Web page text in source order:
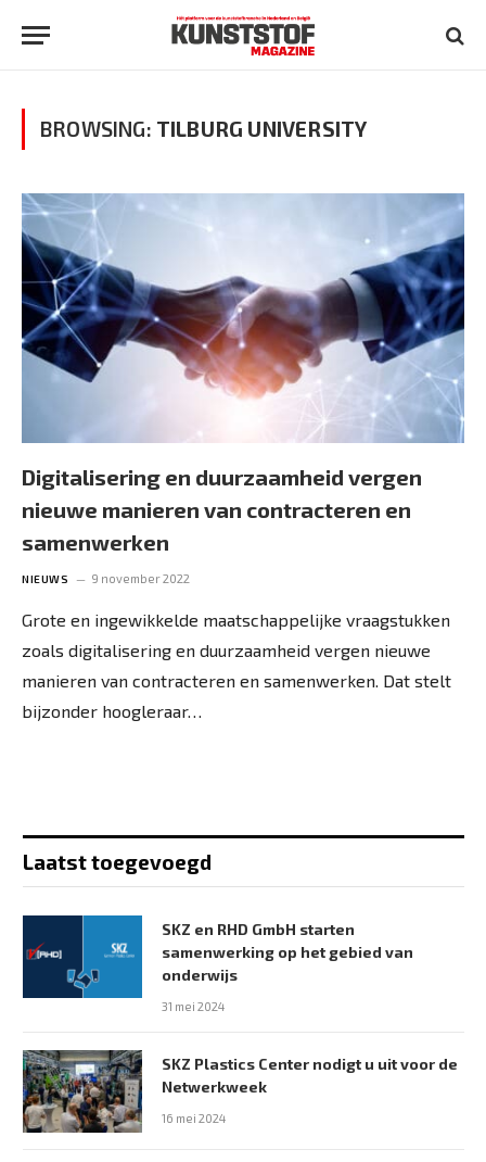
BROWSING: TILBURG UNIVERSITY
Digitalisering en duurzaamheid vergen
nieuwe manieren van contracteren en
samenwerken
NIEUWS 9 november 2022
Grote en ingewikkelde maatschappelijke vraagstukken
zoals digitalisering en duurzaamheid vergen nieuwe
manieren van contracteren en samenwerken. Dat stelt
bijzonder hoogleraar…
Laatst toegevoegd
SKZ en RHD GmbH starten
samenwerking op het gebied van
onderwijs
31 mei 2024
SKZ Plastics Center nodigt u uit voor de
Netwerkweek
16 mei 2024